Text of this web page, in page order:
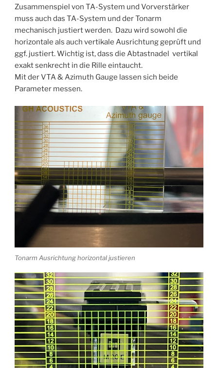
Zusammenspiel von TA-System und Vorverstärker
muss auch das TA-System und der Tonarm
mechanisch justiert werden. Dazu wird sowohl die
horizontale als auch vertikale Ausrichtung geprüft und
ggf. justiert. Wichtig ist, dass die Abtastnadel vertikal
exakt senkrecht in die Rille eintaucht.
Mit der VTA & Azimuth Gauge lassen sich beide
Parameter messen.
Tonarm Ausrichtung horizontal justieren